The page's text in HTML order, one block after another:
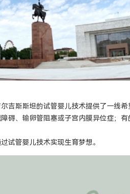
吉斯斯坦的试管婴儿技术提供了一线希
碍、输卵管阻塞或子宫内膜异位症；
试管婴儿技术实现生育梦想。